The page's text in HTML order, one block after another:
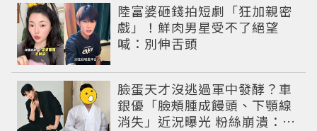
陸富婆砸錢拍短劇「狂加親密
戲」！鮮肉男星受不了絕望
喊：別伸舌頭
臉蛋天才沒逃過軍中發酵？車
銀優「臉頰腫成饅頭、下顎線
消失」近況曝光 粉絲崩潰：空